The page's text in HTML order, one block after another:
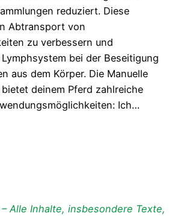
reduziert. Diese
Abtransport von
zu verbessern und
bei der Beseitigung
aus dem Körper. Die Manuelle
deinem Pferd zahlreiche
Ich…
Alle Inhalte, insbesondere Texte,